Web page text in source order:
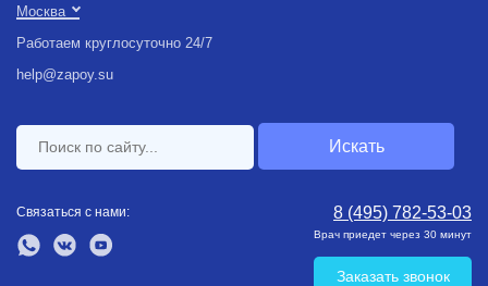
Работаем круглосуточно 24/7
help@zapoy.su
Связаться с нами: 8 (495) 782-53-03
Врач приедет через 30 минут
Заказать звонок